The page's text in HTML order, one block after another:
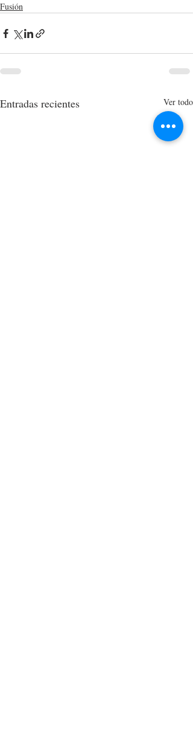
Fusión
Entradas recientes Ver todo